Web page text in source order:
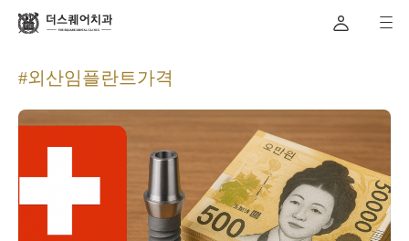
#외산임플란트가격